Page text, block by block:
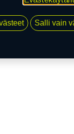
Salli vain